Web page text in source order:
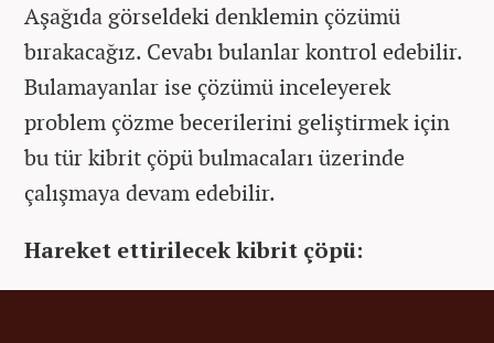
Aşağıda görseldeki denklemin çözümü
bırakacağız. Cevabı bulanlar kontrol edebilir.
Bulamayanlar ise çözümü inceleyerek
problem çözme becerilerini geliştirmek için
bu tür kibrit çöpü bulmacaları üzerinde
çalışmaya devam edebilir.
Hareket ettirilecek kibrit çöpü: